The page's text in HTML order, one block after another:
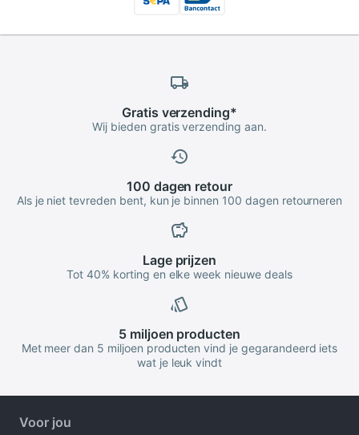
Gratis verzending*
Wij bieden gratis verzending aan.
100 dagen retour
Als je niet tevreden bent, kun je binnen 100 dagen retourneren
Lageprijzen
Tot 40% korting en elke week nieuwe deals
5 miljoen producten
Met meer dan 5 miljoen producten vind je gegarandeerd iets
wat je leuk vindt
Voor jou